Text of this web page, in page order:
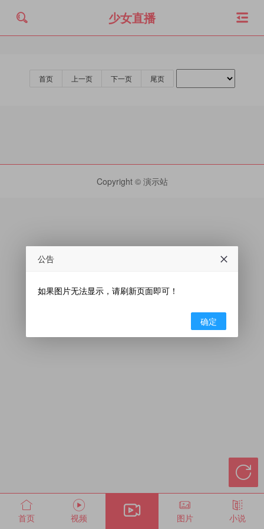
少女直播
首页 上一页 下一页 尾页
公告
如果图片无法显示，请刷新页面即可！
确定

首页 视频 图片 小说
Copyright © 演示站